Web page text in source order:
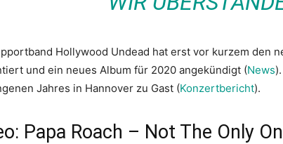
Hollywood Undead hat erst vor kurzem den
und ein neues Album für 2020 angekündigt (News
Jahres in Hannover zu Gast (Konzertbericht).
Papa Roach – Not The Only